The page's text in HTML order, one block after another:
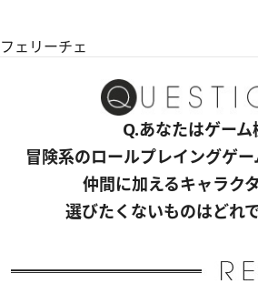
フェリーチェ
Q.あなたはゲーム
冒険系のロールプレイングゲー
仲間に加えるキャラク
選びたくないものはどれ